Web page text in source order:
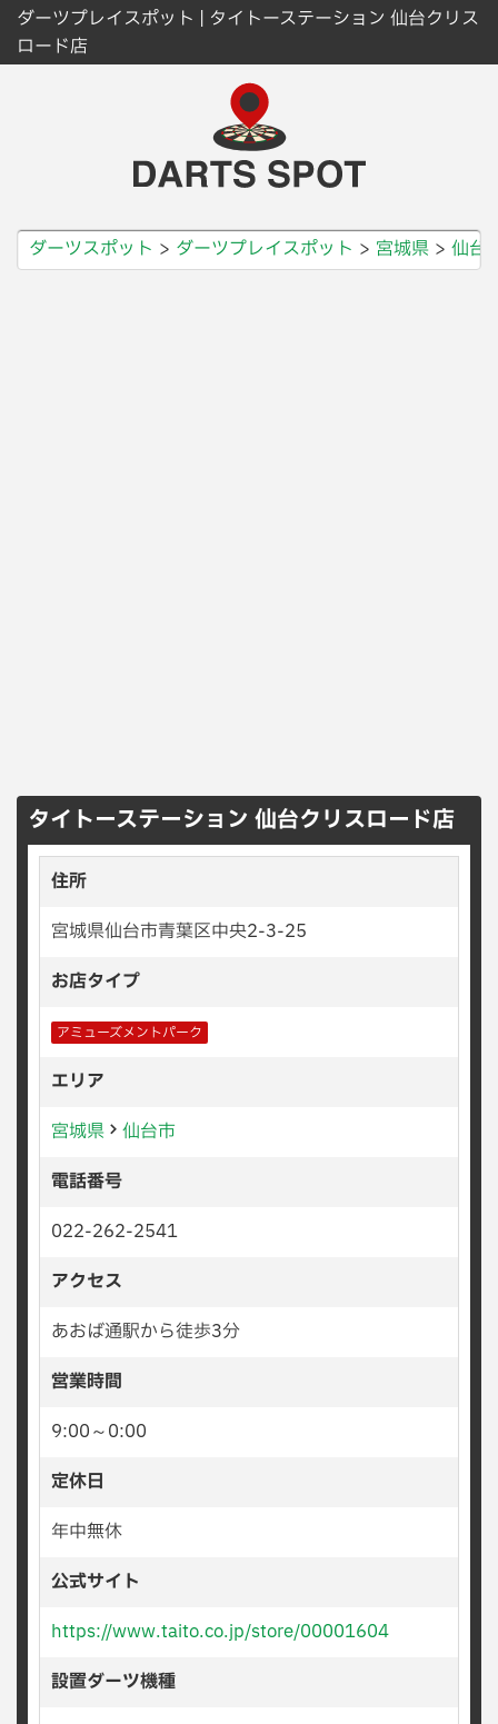
ダーツプレイスポット | タイトーステーション 仙台クリス
ロード店
ダーツスポット ダーツプレイスポット 宮城県 仙台
タイトーステーション 仙台クリスロード店
住所
宮城県仙台市青葉区中央2-3-25
お店タイプ
アミューズメントパーク
エリア
宮城県
仙台市
電話番号
022-262-2541
アクセス
あおば通駅から徒歩3分
営業時間
9:00～0:00
定休日
年中無休
公式サイト
https://www.taito.co.jp/store/00001604
設置ダーツ機種